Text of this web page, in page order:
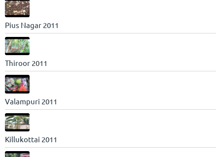
Pius Nagar 2011
Thiroor 2011
Valampuri 2011
Killukottai 2011